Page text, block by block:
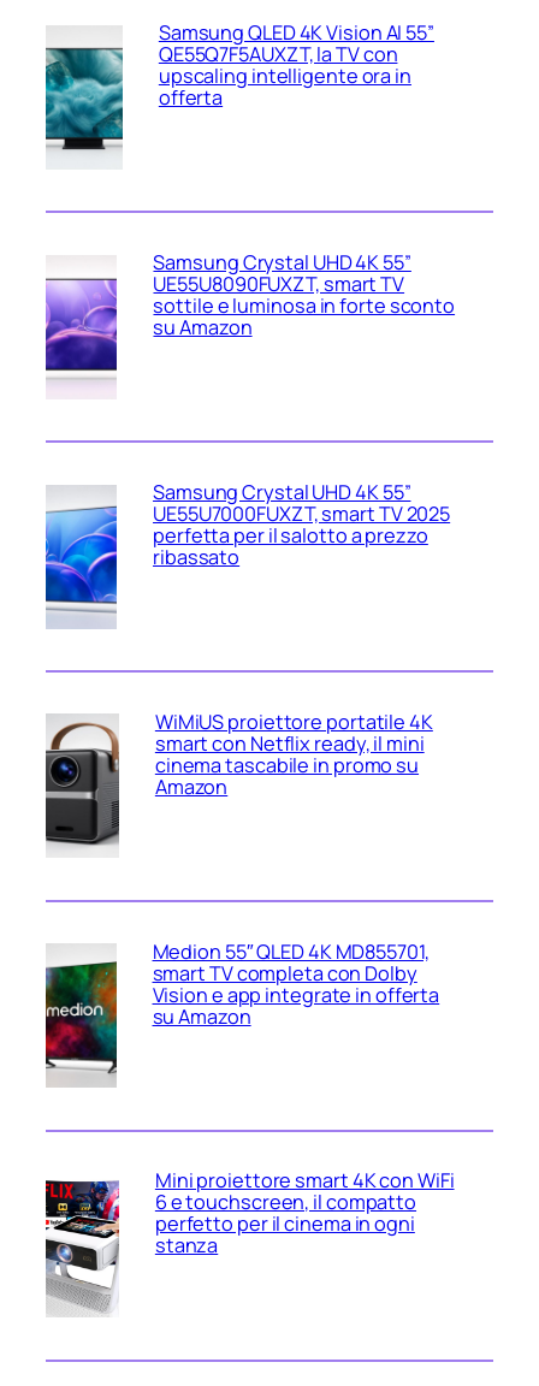
Samsung QLED 4K Vision AI 55”
QE55Q7F5AUXZT, la TV con
upscaling intelligente ora in
offerta
Samsung Crystal UHD 4K 55”
UE55U8090FUXZT, smart TV
sottile e luminosa in forte sconto
su Amazon
Samsung Crystal UHD 4K 55”
UE55U7000FUXZT, smart TV 2025
perfetta per il salotto a prezzo
ribassato
WiMiUS proiettore portatile 4K
smart con Netflix ready, il mini
cinema tascabile in promo su
Amazon
Medion 55″ QLED 4K MD855701,
smart TV completa con Dolby
Vision e app integrate in offerta
su Amazon
Mini proiettore smart 4K con WiFi
6 e touchscreen, il compatto
perfetto per il cinema in ogni
stanza